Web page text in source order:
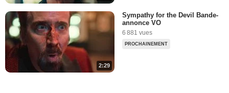
2:29
Sympathy for the Devil Bande-
annonce VO
6 881 vues
PROCHAINEMENT